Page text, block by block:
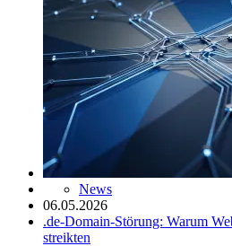
News
06.05.2026
.de-Domain-Störung: Warum
streikten